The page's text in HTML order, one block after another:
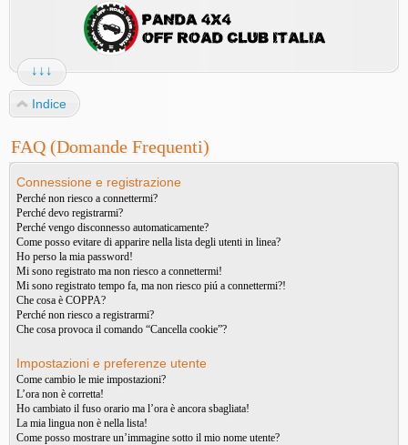
↓↓↓
Indice
FAQ (Domande Frequenti)
Connessione e registrazione
Perché non riesco a connettermi?
Perché devo registrarmi?
Perché vengo disconnesso automaticamente?
Come posso evitare di apparire nella lista degli utenti in linea?
Ho perso la mia password!
Mi sono registrato ma non riesco a connettermi!
Mi sono registrato tempo fa, ma non riesco piú a connettermi?!
Che cosa è COPPA?
Perché non riesco a registrarmi?
Che cosa provoca il comando “Cancella cookie”?
Impostazioni e preferenze utente
Come cambio le mie impostazioni?
L’ora non è corretta!
Ho cambiato il fuso orario ma l’ora è ancora sbagliata!
La mia lingua non è nella lista!
Come posso mostrare un’immagine sotto il mio nome utente?